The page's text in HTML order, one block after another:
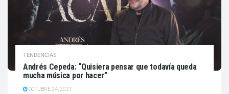
TENDENCIAS
Andrés Cepeda: “Quisiera pensar que todavía queda
mucha música por hacer”
OCTUBRE 24, 2021